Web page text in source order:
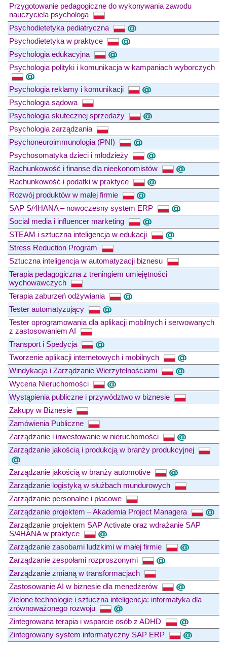
Przygotowanie pedagogiczne do wykonywania zawodu
nauczyciela psychologa
Psychodietetyka pediatryczna
Psychodietetyka w praktyce
Psychologia edukacyjna
Psychologia polityki i komunikacja w kampaniach wyborczych
Psychologia reklamy i komunikacji
Psychologia sądowa
Psychologia skutecznej sprzedaży
Psychologia zarządzania
Psychoneuroimmunologia (PNI)
Psychosomatyka dzieci i młodzieży
Rachunkowość i finanse dla nieekonomistów
Rachunkowość i podatki w praktyce
Rozwój produktów w małej firmie
SAP S/4HANA – nowoczesny system ERP
Social media i influencer marketing
STEAM i sztuczna inteligencja w edukacji
Stress Reduction Program
Sztuczna inteligencja w automatyzacji biznesu
Terapia pedagogiczna z treningiem umiejętności
wychowawczych
Terapia zaburzeń odżywiania
Tester automatyzujący
Tester oprogramowania dla aplikacji mobilnych i serwowanych
z zastosowaniem AI
Transport i Spedycja
Tworzenie aplikacji internetowych i mobilnych
Windykacja i Zarządzanie Wierzytelnościami
Wycena Nieruchomości
Wystąpienia publiczne i przywództwo w biznesie
Zakupy w Biznesie
Zamówienia Publiczne
Zarządzanie i inwestowanie w nieruchomości
Zarządzanie jakością i produkcją w branży produkcyjnej
Zarządzanie jakością w branży automotive
Zarządzanie logistyką w służbach mundurowych
Zarządzanie personalne i płacowe
Zarządzanie projektem – Akademia Project Managera
Zarządzanie projektem SAP Activate oraz wdrażanie SAP
S/4HANA w praktyce
Zarządzanie zasobami ludzkimi w małej firmie
Zarządzanie zespołami rozproszonymi
Zarządzanie zmianą w transformacjach
Zastosowanie AI w biznesie dla menedżerów
Zielone technologie i sztuczna inteligencja: informatyka dla
zrównoważonego rozwoju
Zintegrowana terapia i wsparcie osób z ADHD
Zintegrowany system informatyczny SAP ERP